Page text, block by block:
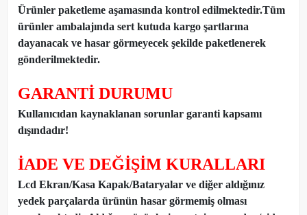
Ürünler paketleme aşamasında kontrol edilmektedir.Tüm
ürünler ambalajında sert kutuda kargo şartlarına
dayanacak ve hasar görmeyecek şekilde paketlenerek
gönderilmektedir.
GARANTİ DURUMU
Kullanıcıdan kaynaklanan sorunlar garanti kapsamı
dışındadır!
İADE VE DEĞİŞİM KURALLARI
Lcd Ekran/Kasa Kapak/Bataryalar ve diğer aldığınız
yedek parçalarda ürünün hasar görmemiş olması